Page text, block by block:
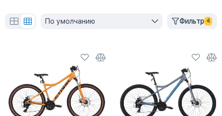
По умолчанию Фильтр 4